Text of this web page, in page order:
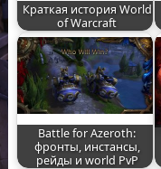
Краткая история World
of Warcraft
Battle for Azeroth:
фронты, инстансы,
рейды и world PvP